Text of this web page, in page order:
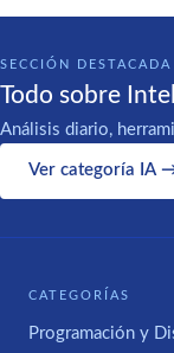
SECCIÓN DESTACADA
Todo sobre
Análisis diario,
Ver categoría IA
CATEGORÍAS
Programación y